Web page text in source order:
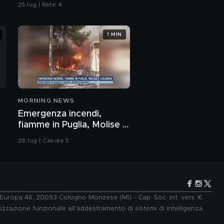
sono in linea con i dati
degli anni precedenti"
Quarantena, gli effetti
sulla psiche
Wuhan, la vita gestita
da un'applicazione
Luttwak: "Il modello
cinese è un fallimento"
25 lug | Rete 4
MORNING NEWS
Emergenza incendi,
fiamme in Puglia, Molise e
Calabria
28 lug | Canale 5
1 MIN
46, 20093 Cologno Monzese (MI) - Cap. Soc. int. vers. €
funzionale all'addestramento di sistemi di intelligenza